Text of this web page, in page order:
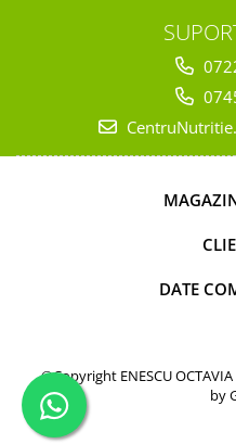
DATE
©Copyright ENESCU OCTAVIA
by